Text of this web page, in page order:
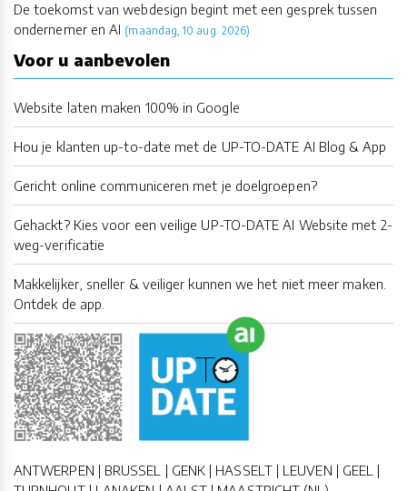
De toekomst van webdesign begint met een gesprek tussen
ondernemer en AI (maandag, 10 aug. 2026)
Voor u aanbevolen
Website laten maken 100% in Google
Hou je klanten up-to-date met de UP-TO-DATE AI Blog & App
Gericht online communiceren met je doelgroepen?
Gehackt? Kies voor een veilige UP-TO-DATE AI Website met 2-
weg-verificatie
Makkelijker, sneller & veiliger kunnen we het niet meer maken.
Ontdek de app.
ANTWERPEN | BRUSSEL | GENK | HASSELT | LEUVEN | GEEL |